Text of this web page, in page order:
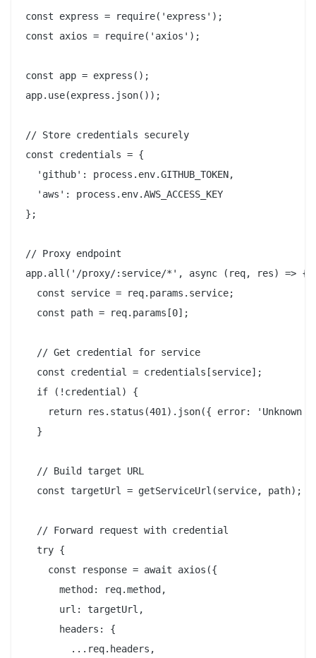
const express = require('express');
const axios = require('axios');
const app = express();
app.use(express.json());
// Store credentials securely
const credentials = {
  'github': process.env.GITHUB_TOKEN,
  'aws': process.env.AWS_ACCESS_KEY
};
// Proxy endpoint
app.all('/proxy/:service/*', async (req, res) => {
  const service = req.params.service;
  const path = req.params[0];
  // Get credential for service
  const credential = credentials[service];
  if (!credential) {
return res.status(401).json({ error: 'Unknown
  }
  // Build target URL
  const targetUrl = getServiceUrl(service, path);
  // Forward request with credential
  try {
    const response = await axios({
      method: req.method,
      url: targetUrl,
      headers: {
        ...req.headers,